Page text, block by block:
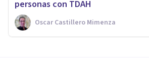
personas con TDAH
Oscar Castillero Mimenza